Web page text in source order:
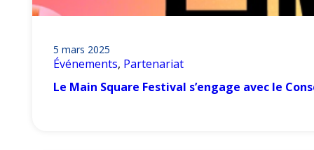
5 mars 2025
Événements, Partenariat
Le Main Square Festival s’engage avec le